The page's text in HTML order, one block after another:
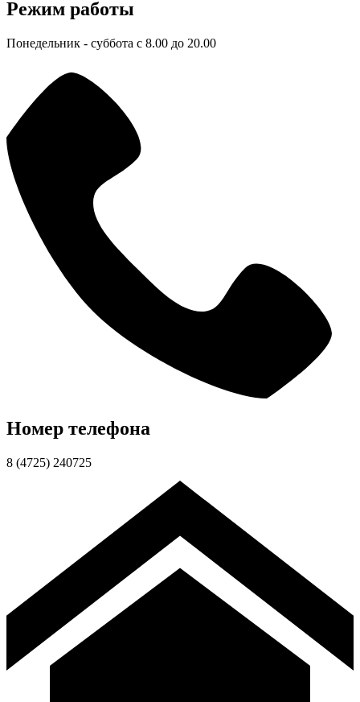
Режим работы
Понедельник - суббота с 8.00 до 20.00
Номер телефона
8 (4725) 240725